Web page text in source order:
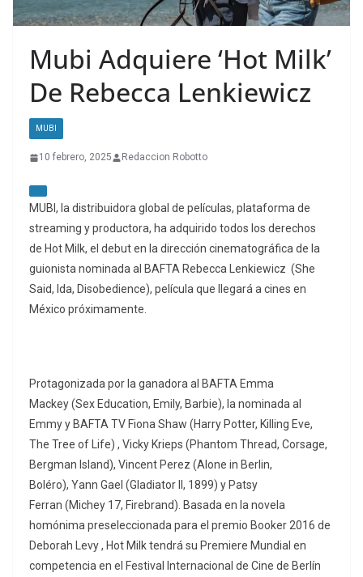
Mubi Adquiere ‘Hot Milk’
De Rebecca Lenkiewicz
MUBI
10 febrero, 2025 Redaccion Robotto
MUBI, la distribuidora global de películas, plataforma de
streaming y productora, ha adquirido todos los derechos
de Hot Milk, el debut en la dirección cinematográfica de la
guionista nominada al BAFTA Rebecca Lenkiewicz (She
Said, Ida, Disobedience), película que llegará a cines en
México próximamente.
Protagonizada por la ganadora al BAFTA Emma
Mackey (Sex Education, Emily, Barbie), la nominada al
Emmy y BAFTA TV Fiona Shaw (Harry Potter, Killing Eve,
The Tree of Life) , Vicky Krieps (Phantom Thread, Corsage,
Bergman Island), Vincent Perez (Alone in Berlin,
Boléro), Yann Gael (Gladiator II, 1899) y Patsy
Ferran (Michey 17, Firebrand). Basada en la novela
homónima preseleccionada para el premio Booker 2016 de
Deborah Levy , Hot Milk tendrá su Premiere Mundial en
competencia en el Festival Internacional de Cine de Berlín